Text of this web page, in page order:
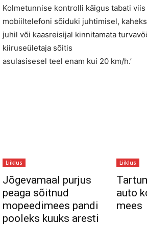
Kolmetunnise kontrolli käigus tabati
mobiiltelefoni sõiduki juhtimisel,
juhil või kaasreisijal kinnitamata
kiiruseületaja sõitis
asulasisesel teel enam kui 20 km/h.’
Liiklus
Jõgevamaal purjus
peaga sõitnud
mopeedimees pandi
pooleks kuuks aresti
Liiklus
auto
mees